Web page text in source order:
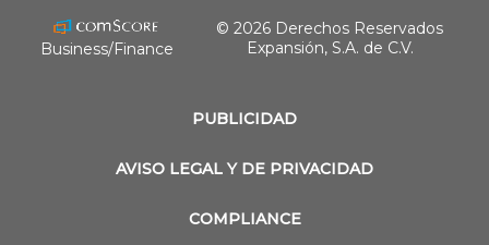
PUBLICIDAD
AVISO LEGAL Y DE PRIVACIDAD
COMPLIANCE
Business/Finance
© 2026 Derechos Reservados
Expansión, S.A. de C.V.